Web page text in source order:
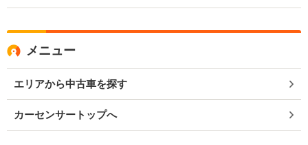
メニュー
エリアから中古車を探す
カーセンサートップへ